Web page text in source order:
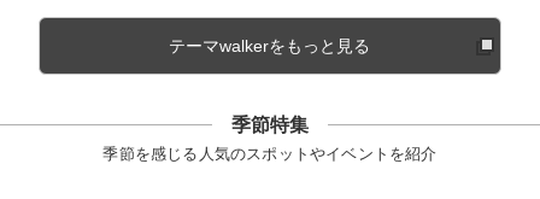
テーマwalkerをもっと見る
季節特集
季節を感じる人気のスポットやイベントを紹介